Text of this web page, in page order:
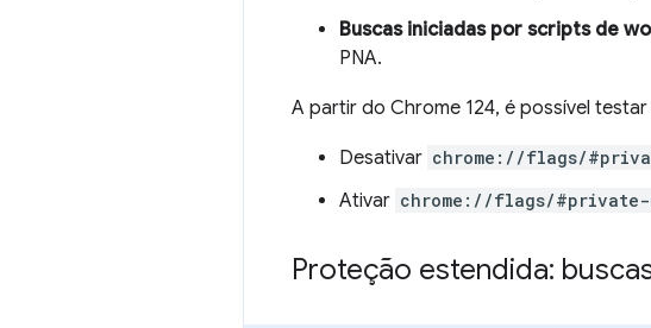
Buscas iniciadas por scripts de
PNA.
A partir do Chrome 124, é possível
Desativar chrome://flags/
Ativar chrome://flags/
Proteção estendida: